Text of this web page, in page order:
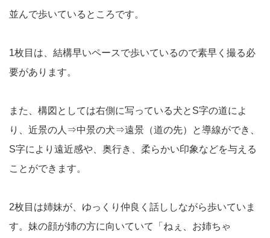
並んで歩いているところです。
1枚目は、結構早いペースで歩いているので素早く撮る必
要があります。
また、構図としては右側に写っている犬とS字の道によ
り、近景の人⇒中景の犬⇒遠景（道の先）と導線ができ、
S字により遠近感や、奥行き、柔らかい印象などを与える
ことができます。
2枚目は姉妹が、ゆっくり仲良く話ししながら歩いていま
す。妹の顔が姉の方に向いていて「ねぇ、お姉ちゃ